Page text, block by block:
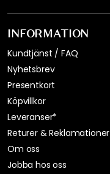
INFORMATION
Kundtjänst / FAQ
Nyhetsbrev
Presentkort
Köpvillkor
Leveranser*
Returer & Reklamationer
Om oss
Jobba hos oss